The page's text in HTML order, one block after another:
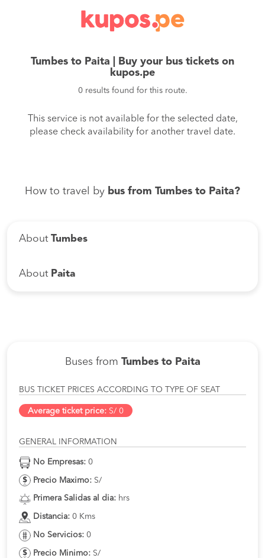
Tumbes to Paita | Buy your bus tickets on
kupos.pe
0 results found for this route.
This service is not available for the selected date,
please check availability for another travel date.
How to travel by bus from Tumbes to Paita?
About Tumbes
About Paita
Buses from Tumbes to Paita
BUS TICKET PRICES ACCORDING TO TYPE OF SEAT
Average ticket price: S/ 0
GENERAL INFORMATION
No Empresas: 0
Precio Maximo: S/
Primera Salidas al dia: hrs
Distancia: 0 Kms
No Servicios: 0
Precio Minimo: S/